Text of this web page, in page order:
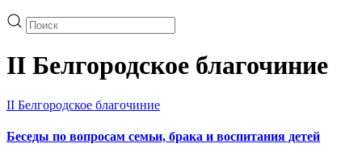
II Белгородское благочиние
II Белгородское благочиние
Беседы по вопросам семьи, брака и воспитания детей